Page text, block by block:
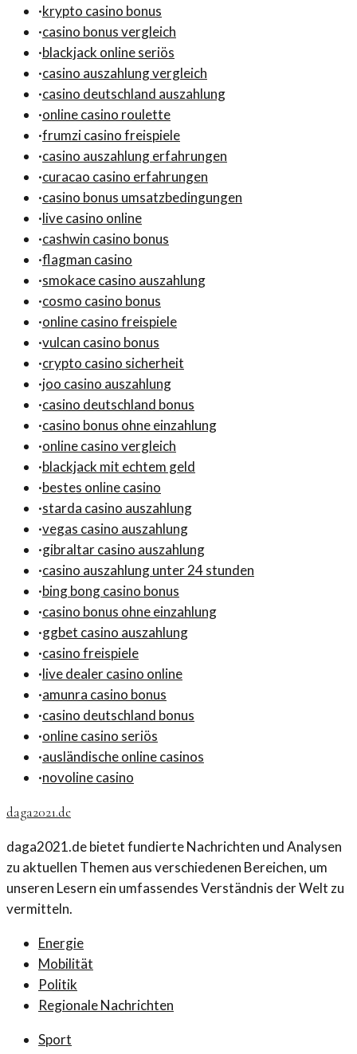
·krypto casino bonus
·casino bonus vergleich
·blackjack online seriös
·casino auszahlung vergleich
·casino deutschland auszahlung
·online casino roulette
·frumzi casino freispiele
·casino auszahlung erfahrungen
·curacao casino erfahrungen
·casino bonus umsatzbedingungen
·live casino online
·cashwin casino bonus
·flagman casino
·smokace casino auszahlung
·cosmo casino bonus
·online casino freispiele
·vulcan casino bonus
·crypto casino sicherheit
·joo casino auszahlung
·casino deutschland bonus
·casino bonus ohne einzahlung
·online casino vergleich
·blackjack mit echtem geld
·bestes online casino
·starda casino auszahlung
·vegas casino auszahlung
·gibraltar casino auszahlung
·casino auszahlung unter 24 stunden
·bing bong casino bonus
·casino bonus ohne einzahlung
·ggbet casino auszahlung
·casino freispiele
·live dealer casino online
·amunra casino bonus
·casino deutschland bonus
·online casino seriös
·ausländische online casinos
·novoline casino
daga2021.de
daga2021.de bietet fundierte Nachrichten und Analysen
zu aktuellen Themen aus verschiedenen Bereichen, um
unseren Lesern ein umfassendes Verständnis der Welt zu
vermitteln.
Energie
Mobilität
Politik
Regionale Nachrichten
Sport